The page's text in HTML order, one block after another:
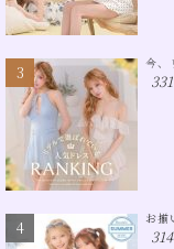
今、
お